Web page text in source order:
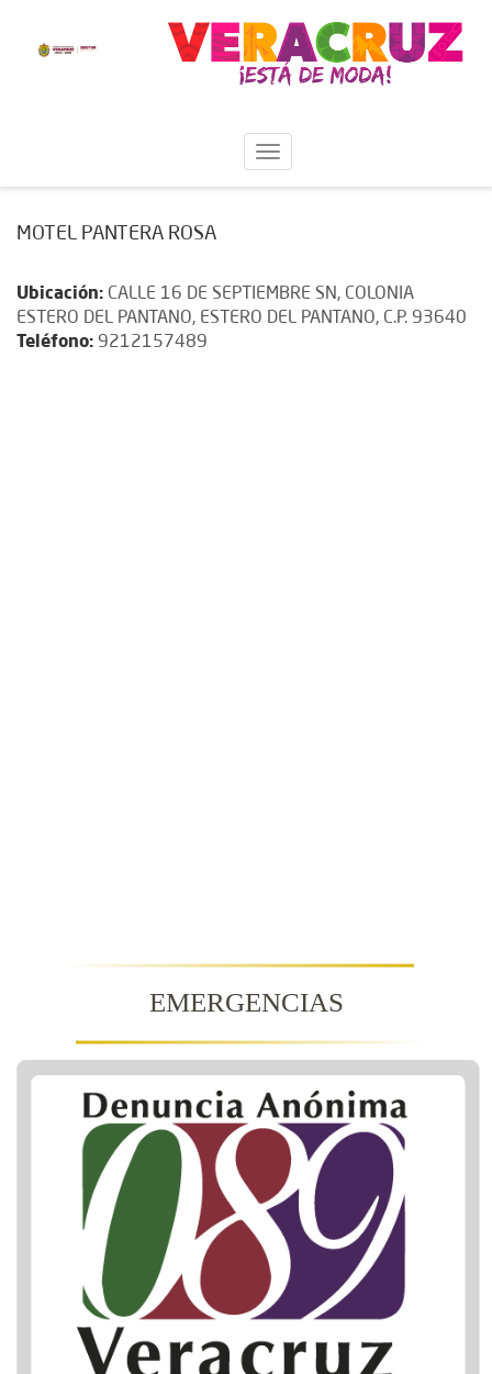
MOTEL PANTERA ROSA
Ubicación: CALLE 16 DE SEPTIEMBRE SN, COLONIA
ESTERO DEL PANTANO, ESTERO DEL PANTANO, C.P. 93640
Teléfono: 9212157489
EMERGENCIAS